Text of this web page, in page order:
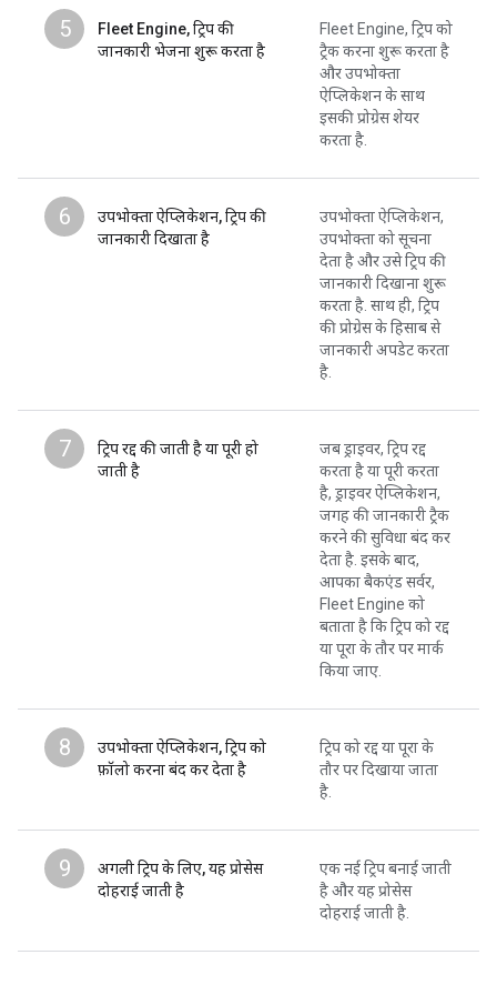
5
Fleet Engine, ट्रिप की
जानकारी भेजना शुरू करता है
Fleet Engine, ट्रिप को
ट्रैक करना शुरू करता है
और उपभोक्ता
ऐप्लिकेशन के साथ
इसकी प्रोग्रेस शेयर
करता है.
6
उपभोक्ता ऐप्लिकेशन, ट्रिप की
जानकारी दिखाता है
उपभोक्ता ऐप्लिकेशन,
उपभोक्ता को सूचना
देता है और उसे ट्रिप की
जानकारी दिखाना शुरू
करता है. साथ ही, ट्रिप
की प्रोग्रेस के हिसाब से
जानकारी अपडेट करता
है.
7
ट्रिप रद्द की जाती है या पूरी हो
जाती है
जब ड्राइवर, ट्रिप रद्द
करता है या पूरी करता
है, ड्राइवर ऐप्लिकेशन,
जगह की जानकारी ट्रैक
करने की सुविधा बंद कर
देता है. इसके बाद,
आपका बैकएंड सर्वर,
Fleet Engine को
बताता है कि ट्रिप को रद्द
या पूरा के तौर पर मार्क
किया जाए.
8
उपभोक्ता ऐप्लिकेशन, ट्रिप को
फ़ॉलो करना बंद कर देता है
ट्रिप को रद्द या पूरा के
तौर पर दिखाया जाता
है.
9
अगली ट्रिप के लिए, यह प्रोसेस
दोहराई जाती है
एक नई ट्रिप बनाई जाती
है और यह प्रोसेस
दोहराई जाती है.